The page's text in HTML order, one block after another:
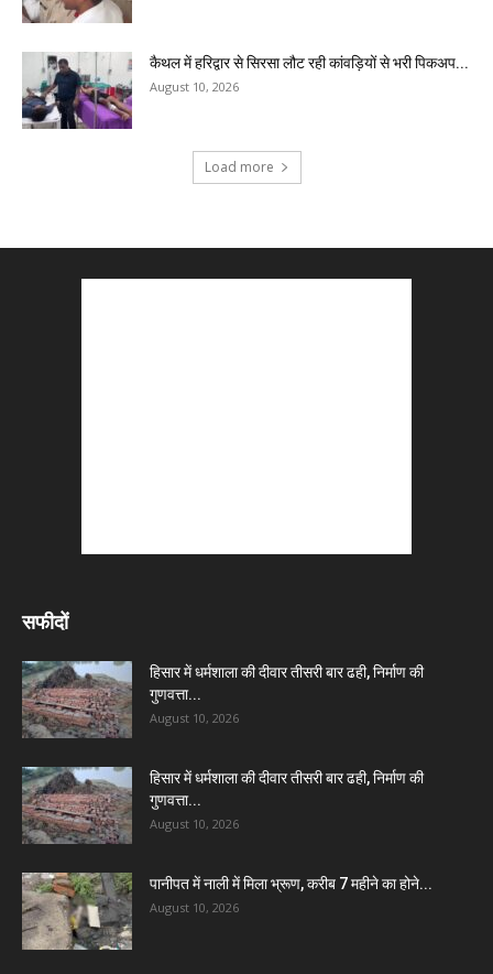
कैथल में हरिद्वार से सिरसा लौट रही कांवड़ियों से भरी पिकअप...
August 10, 2026
Load more
सफीदों
हिसार में धर्मशाला की दीवार तीसरी बार ढही, निर्माण की
गुणवत्ता...
August 10, 2026
हिसार में धर्मशाला की दीवार तीसरी बार ढही, निर्माण की
गुणवत्ता...
August 10, 2026
पानीपत में नाली में मिला भ्रूण, करीब 7 महीने का होने...
August 10, 2026